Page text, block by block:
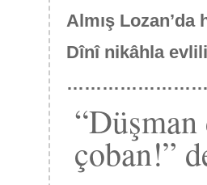
Almış Lozan’da
Dînî nikâhla
çoban!”